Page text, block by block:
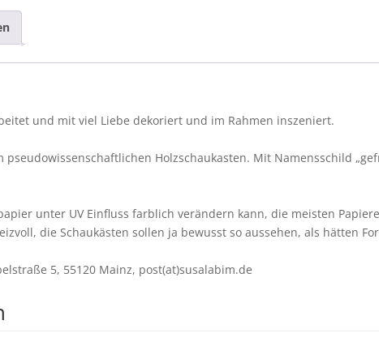
und mit viel Liebe dekoriert und im Rahmen inszeniert.
Holzschaukasten. Mit Namensschild
unter UV Einfluss farblich verändern kann, die meisten
die Schaukästen sollen ja bewusst so aussehen, als hätten
5, 55120 Mainz, post(at)susalabim.de